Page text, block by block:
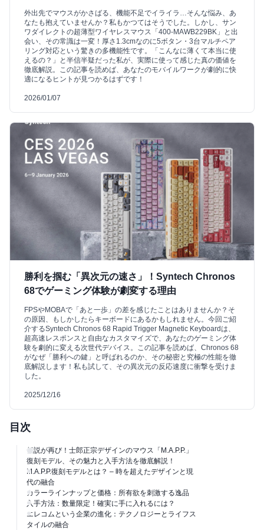
外出先でマウスがかさばる、機能不足でイライラ…そんな悩み、あ
なたも抱えていませんか？私もかつてはそうでした。しかし、サン
ワダイレクトの超薄型ワイヤレスマウス「400-MAWB229BK」と出
会い、その常識は一変！厚さ1.3cmなのに5ボタン・3台マルチペア
リング対応という驚きの多機能性です。「こんなに薄くて本当に使
えるの？」と半信半疑だった私が、実際に使って感じた真の価値を
徹底解説。この記事を読めば、あなたのモバイルワークが劇的に快
適になるヒントが見つかるはずです！
2026/01/07
勝利を掴む「異次元の速さ」！Syntech Chronos
68でゲーミング体験が劇変する理由
FPSやMOBAで「あと一歩」の差を感じたことはありませんか？そ
の原因、もしかしたらキーボードにあるかもしれません。今回ご紹
介するSyntech Chronos 68 Rapid Trigger Magnetic Keyboardは、
超高速レスポンスと自由なカスタマイズで、あなたのゲーミング体
験を劇的に変える次世代デバイス。この記事を読めば、Chronos 68
がなぜ「勝利への鍵」と呼ばれるのか、その秘密と究極の性能を徹
底解説します！私も試して、その異次元の反応速度に衝撃を受けま
した。
2025/12/16
目次
伝説が再び！士郎正宗デザインのマウス「M.A.P.P.」
復刻モデル、その魅力と入手方法を徹底解説！
M.A.P.P.復刻モデルとは？ – 時を超えたデザインと現
代の融合
カラーラインナップと価格：所有欲を刺激する逸品
入手方法：数量限定！確実に手に入れるには？
エレコムという企業の進化：テクノロジーとライフス
タイルの融合